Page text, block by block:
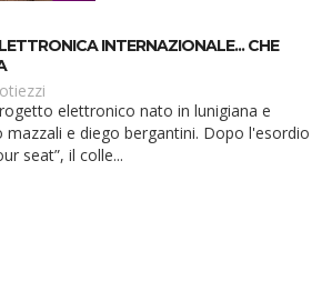
INTERNAZIONALE... CHE
elettronico nato in lunigiana e
mazzali e diego bergantini. Dopo l'esordio
seat”, il colle...